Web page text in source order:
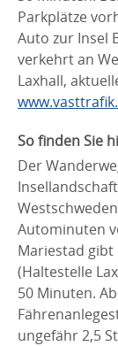
Parkplätze
Auto zur Insel
verkehrt an
Laxhall,
So finden Sie
Der
Autominuten
Mariestad gibt
(Haltestelle
50 Minuten.
ungefähr 2,5